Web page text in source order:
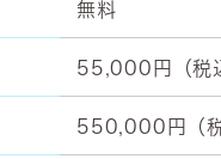
無料
55,000円（税
550,000円（税